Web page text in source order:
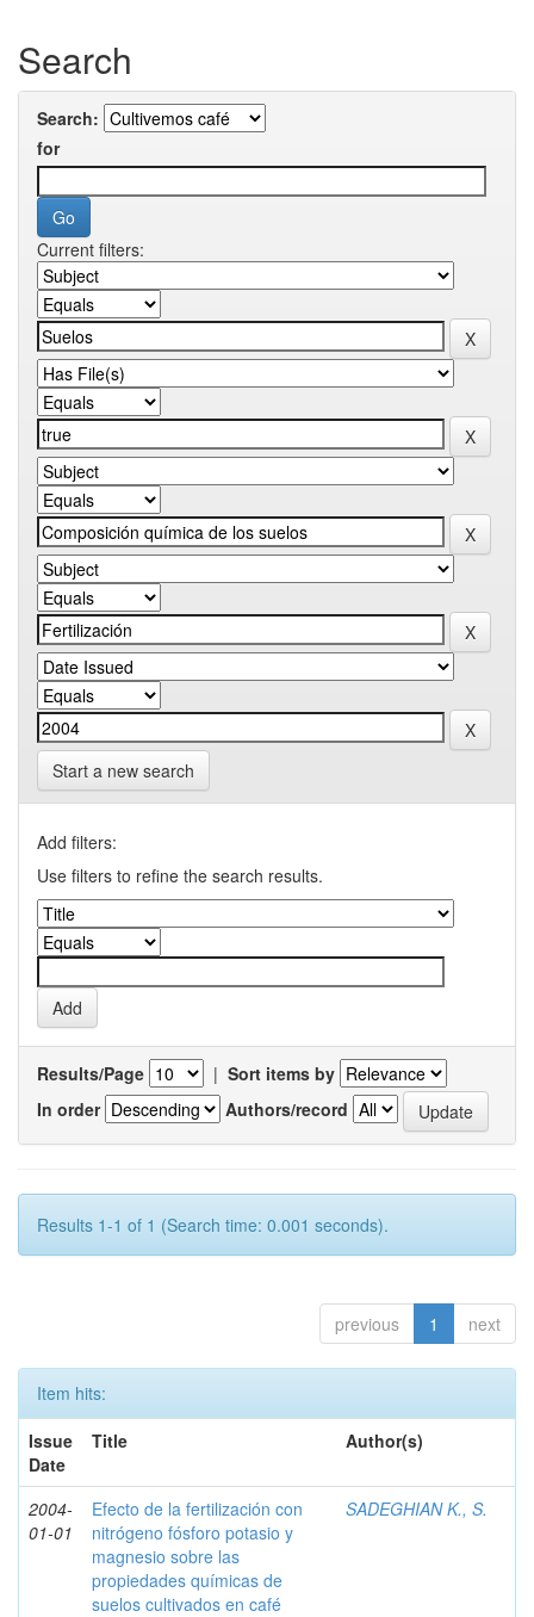
Search
Search:
for
Current filters:
Start a new search
Add filters:
Use filters to refine the search results.
Results/Page | Sort items by
In order
Authors/record
Results 1-1 of 1 (Search time: 0.001 seconds).
previous 1 next
Item hits:
Issue
Date
Title Author(s)
2004-
01-01
Efecto de la fertilización con
nitrógeno fósforo potasio y
magnesio sobre las
propiedades químicas de
suelos cultivados en café
SADEGHIAN K., S.